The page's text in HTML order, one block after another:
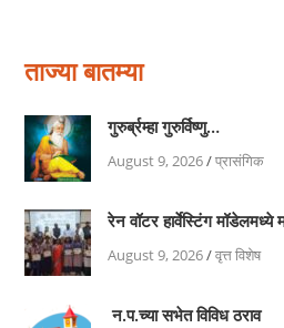
ताज्या बातम्या
गुरुर्ब्रम्हा गुरुर्विष्णु…
August 9, 2026/प्रासंगिक
रेन वॉटर हार्वेस्टिंग
August 9, 2026/वृत्त विशेष
न.प.च्या सभेत विविध ठराव